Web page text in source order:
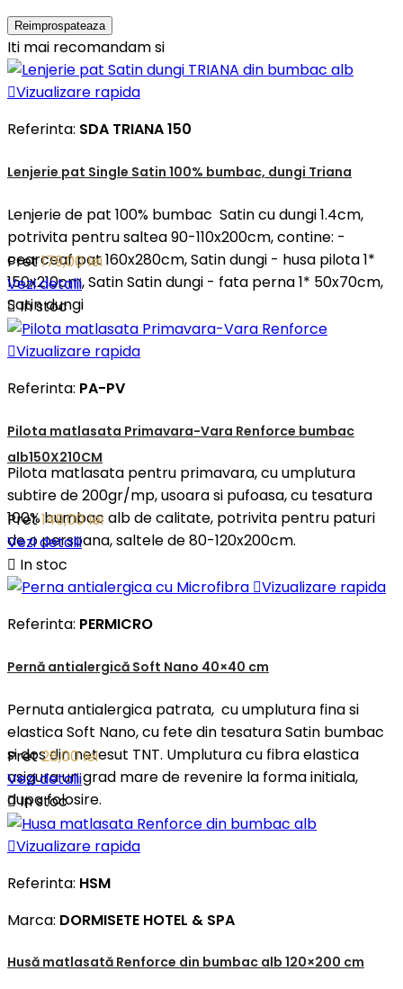
Iti mai recomandam si
Vizualizare rapida
Referinta: SDA TRIANA 150
Lenjerie pat Single Satin 100% bumbac, dungi Triana
Lenjerie de pat 100% bumbac Satin cu dungi 1.4cm,
potrivita pentru saltea 90-110x200cm, contine: -
cearceaf pat 160x280cm, Satin dungi - husa pilota 1*
150x210cm, Satin Satin dungi - fata perna 1* 50x70cm,
Satin dungi
Pret179,00 lei
Vezi detalii
In stoc
Vizualizare rapida
Referinta: PA-PV
Pilota matlasata Primavara-Vara Renforce bumbac
alb150X210CM
Pilota matlasata pentru primavara, cu umplutura
subtire de 200gr/mp, usoara si pufoasa, cu tesatura
100% bumbac alb de calitate, potrivita pentru paturi
de o persoana, saltele de 80-120x200cm.
Pret149,00 lei
Vezi detalii
 In stoc
Vizualizare rapida
Referinta: PERMICRO
Pernă antialergică Soft Nano 40×40 cm
Pernuta antialergica patrata, cu umplutura fina si
elastica Soft Nano, cu fete din tesatura Satin bumbac
si dos din netesut TNT. Umplutura cu fibra elastica
asigura un grad mare de revenire la forma initiala,
dupa folosire.
Pret28,00 lei
Vezi detalii
In stoc
Vizualizare rapida
Referinta: HSM
Marca: DORMISETE HOTEL & SPA
Husă matlasată Renforce din bumbac alb 120×200 cm